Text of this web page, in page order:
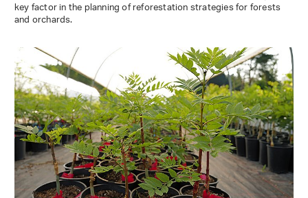
key factor in the planning of reforestation strategies for forests
and orchards.